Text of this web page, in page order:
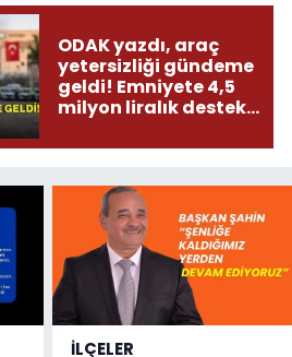
ODAK yazdı, araç
yetersizliği gündeme
geldi! Emniyete 4,5
milyon liralık destek
İLÇELER